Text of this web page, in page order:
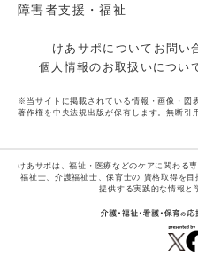
障害者支援・福祉
けあサポについて お問い
個人情報のお取扱いについ
※当サイトに掲載されている情報・画像・図
著作権を中央法規出版が保有します。無断引
けあサポは、福祉・医療などのケアに関わる
福祉士、介護福祉士、保育士の 資格取得を目
提供する実践的な情報と